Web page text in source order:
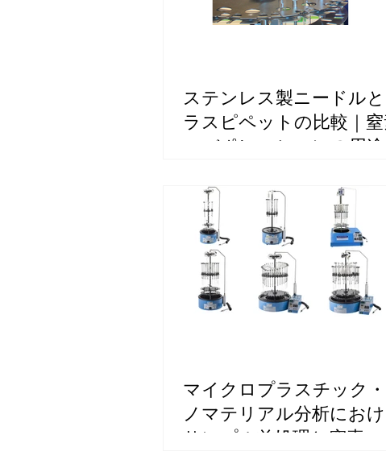
ステンレス製ニードルと
ラスピペットの比較｜窒
エバポレーションの用途
マイクロプラスチック・
ノマテリアル分析におけ
サンプル前処理と窒素エ